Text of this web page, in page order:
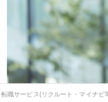
転職サービス(リクルート・マイナビ